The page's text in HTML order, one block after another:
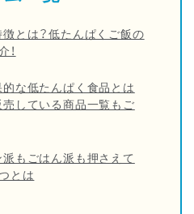
とは？低たんぱくご飯の
な低たんぱく食品とは
売している商品一覧もご
もごはん派も押さえて
とは